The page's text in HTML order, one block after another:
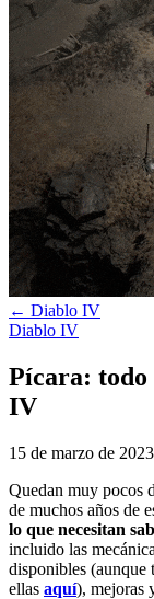
← Diablo IV
Diablo IV
Pícara: todo
IV
15 de marzo de 2023
Quedan muy pocos
de muchos años de
lo que necesitan
incluido las
disponibles (aunque
ellas aquí), mejoras